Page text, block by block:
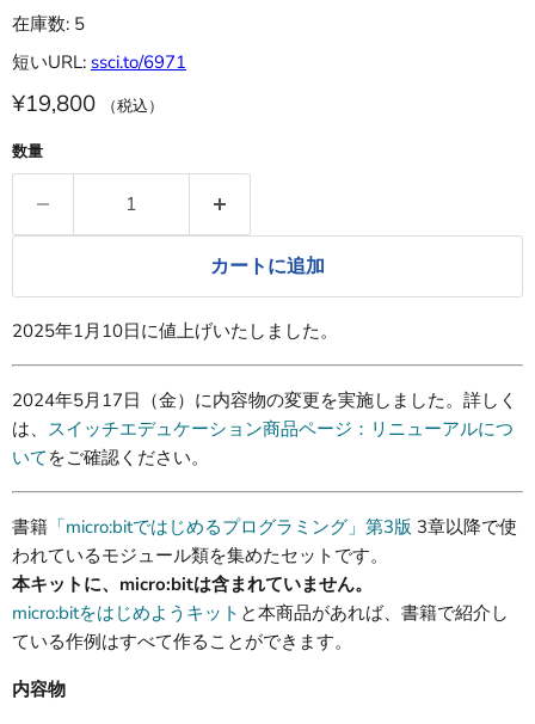
在庫数: 5
短いURL: ssci.to/6971
¥19,800 （税込）
数量
カートに追加
2025年1月10日に値上げいたしました。
2024年5月17日（金）に内容物の変更を実施しました。詳しく
は、 スイッチエデュケーション商品ページ：リニューアルにつ
いて をご確認ください。
書籍 「micro:bitではじめるプログラミング」第3版 3章以降で使
われているモジュール類を集めたセットです。
本キットに、micro:bitは含まれていません。
micro:bitをはじめようキット と本商品があれば、書籍で紹介し
ている作例はすべて作ることができます。
内容物